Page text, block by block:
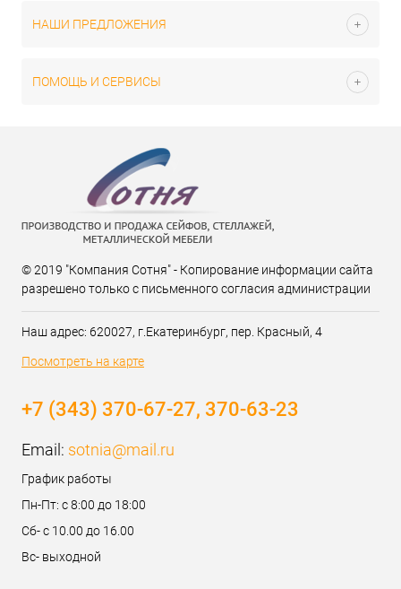
НАШИ ПРЕДЛОЖЕНИЯ
ПОМОЩЬ И СЕРВИСЫ
© 2019 "Компания Сотня" - Копирование информации сайта
разрешено только с письменного согласия администрации
Наш адрес: 620027, г.Екатеринбург, пер. Красный, 4
Посмотреть на карте
+7 (343) 370-67-27, 370-63-23
Email: sotnia@mail.ru
График работы
Пн-Пт: с 8:00 до 18:00
Сб- с 10.00 до 16.00
Вс- выходной